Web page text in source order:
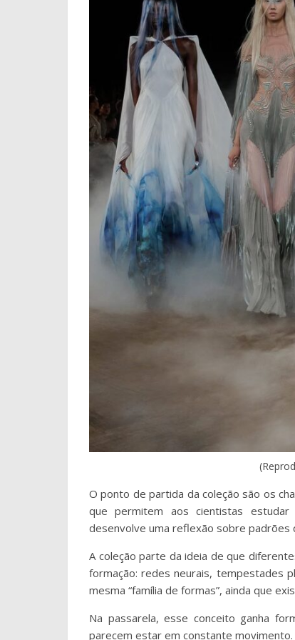
O ponto de partida da coleção são os
que permitem aos cientistas
desenvolve uma reflexão sobre padrões
A coleção parte da ideia de que
formação: redes neurais, tempestades
mesma “família de formas”, ainda que
Na passarela, esse conceito ganha
parecem estar em constante movimento.